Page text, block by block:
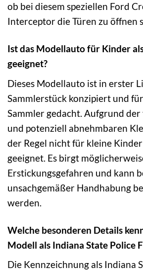
ob bei diesem speziellen Ford
Interceptor die Türen zu öffnen
Ist das Modellauto für Kinder
geeignet?
Dieses Modellauto ist in erster
Sammlerstück konzipiert und
Sammler gedacht. Aufgrund
und potenziell abnehmbaren
der Regel nicht für kleine Kinder
geeignet. Es birgt
Erstickungsgefahren und kann
unsachgemäßer Handhabung
werden.
Welche besonderen Details
Modell als Indiana State Police
Die Kennzeichnung als Indiana